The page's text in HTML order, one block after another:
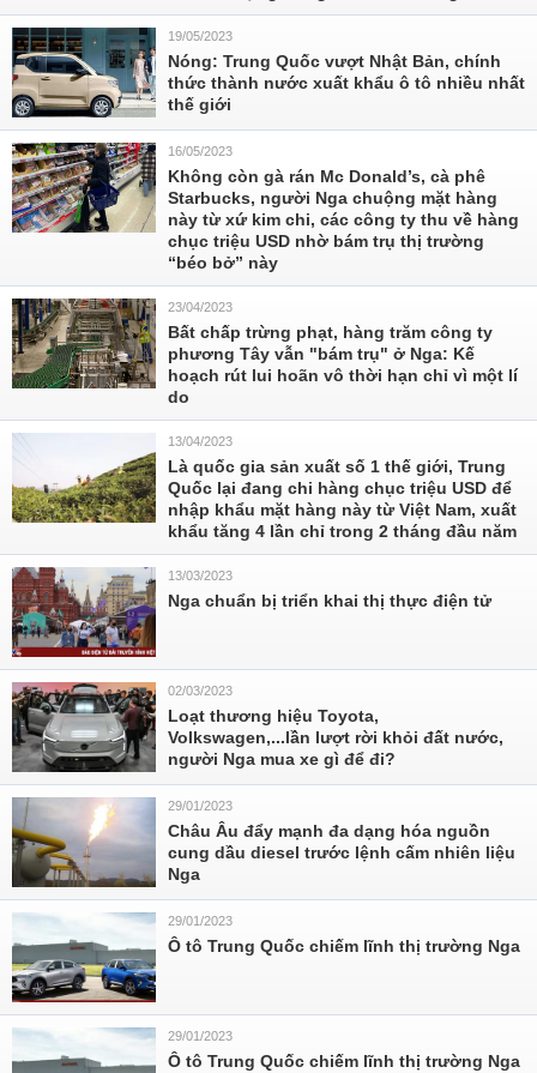
19/05/2023
Nóng: Trung Quốc vượt Nhật Bản, chính
thức thành nước xuất khẩu ô tô nhiều nhất
thế giới
16/05/2023
Không còn gà rán Mc Donald’s, cà phê
Starbucks, người Nga chuộng mặt hàng
này từ xứ kim chi, các công ty thu về hàng
chục triệu USD nhờ bám trụ thị trường
“béo bở” này
23/04/2023
Bất chấp trừng phạt, hàng trăm công ty
phương Tây vẫn "bám trụ" ở Nga: Kế
hoạch rút lui hoãn vô thời hạn chỉ vì một lí
do
13/04/2023
Là quốc gia sản xuất số 1 thế giới, Trung
Quốc lại đang chi hàng chục triệu USD để
nhập khẩu mặt hàng này từ Việt Nam, xuất
khẩu tăng 4 lần chỉ trong 2 tháng đầu năm
13/03/2023
Nga chuẩn bị triển khai thị thực điện tử
02/03/2023
Loạt thương hiệu Toyota,
Volkswagen,...lần lượt rời khỏi đất nước,
người Nga mua xe gì để đi?
29/01/2023
Châu Âu đẩy mạnh đa dạng hóa nguồn
cung dầu diesel trước lệnh cấm nhiên liệu
Nga
29/01/2023
Ô tô Trung Quốc chiếm lĩnh thị trường Nga
29/01/2023
Ô tô Trung Quốc chiếm lĩnh thị trường Nga